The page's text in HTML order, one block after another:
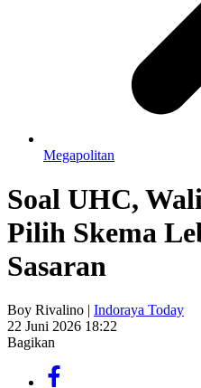
Megapolitan
Soal UHC,
Pilih Skema
Sasaran
Boy Rivalino | Indoraya Today
22 Juni 2026 18:22
Bagikan